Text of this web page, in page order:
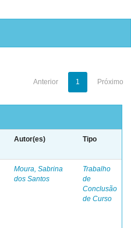
Anterior 1 Próximo
Autor(es) Tipo
Moura, Sabrina
dos Santos
Trabalho
de
Conclusão
de Curso